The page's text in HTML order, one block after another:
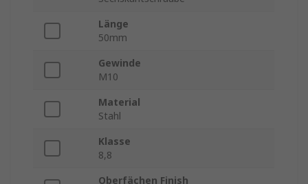
Länge
50mm
Gewinde
M10
Material
Stahl
Klasse
8,8
Oberfächen Finish